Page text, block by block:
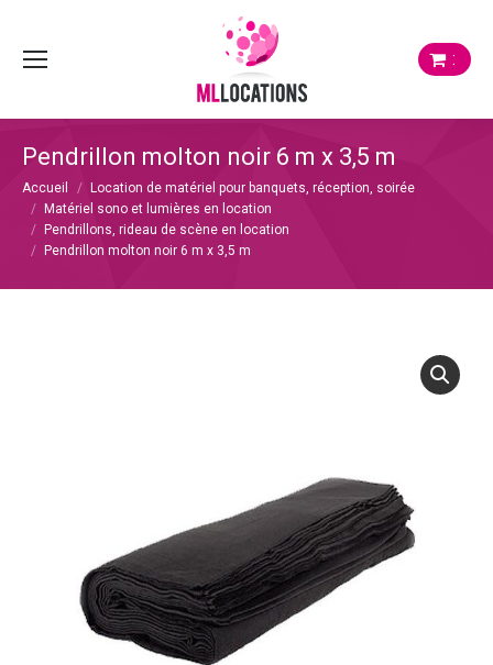
:
Pendrillon molton noir 6 m x 3,5 m
Vous êtes ici :
Accueil
Location de matériel pour banquets, réception, soirée
Matériel sono et lumières en location
Pendrillons, rideau de scène en location
Pendrillon molton noir 6 m x 3,5 m